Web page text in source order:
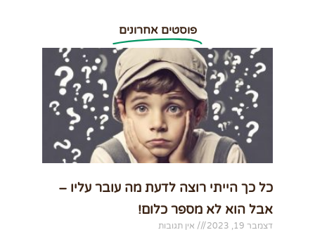
פוסטים אחרונים
כל כך הייתי רוצה לדעת מה עובר עליו –
אבל הוא לא מספר כלום!
דצמבר 19, 2023 אין תגובות